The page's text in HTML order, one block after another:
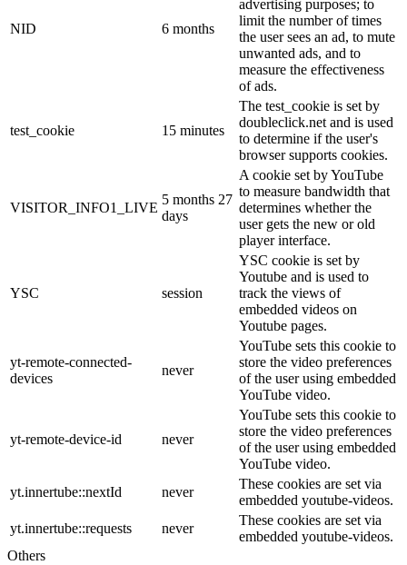
NID 6 months
advertising purposes; to
limit the number of times
the user sees an ad, to mute
unwanted ads, and to
measure the effectiveness
of ads.
test_cookie 15 minutes
The test_cookie is set by
doubleclick.net and is used
to determine if the user's
browser supports cookies.
VISITOR_INFO1_LIVE
5 months 27
days
A cookie set by YouTube
to measure bandwidth that
determines whether the
user gets the new or old
player interface.
YSC session
YSC cookie is set by
Youtube and is used to
track the views of
embedded videos on
Youtube pages.
yt-remote-connected-
devices
never
YouTube sets this cookie to
store the video preferences
of the user using embedded
YouTube video.
yt-remote-device-id never
YouTube sets this cookie to
store the video preferences
of the user using embedded
YouTube video.
yt.innertube::nextId
never
These cookies are set via
embedded youtube-videos.
yt.innertube::requests
never
These cookies are set via
embedded youtube-videos.
Others